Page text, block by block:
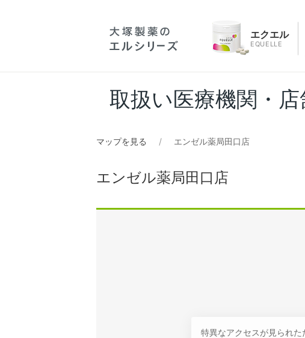
エクエル
EQUELLE
取扱い医療機関・店
マップを見る エンゼル薬局田口店
エンゼル薬局田口店
特異なアクセスが見られ